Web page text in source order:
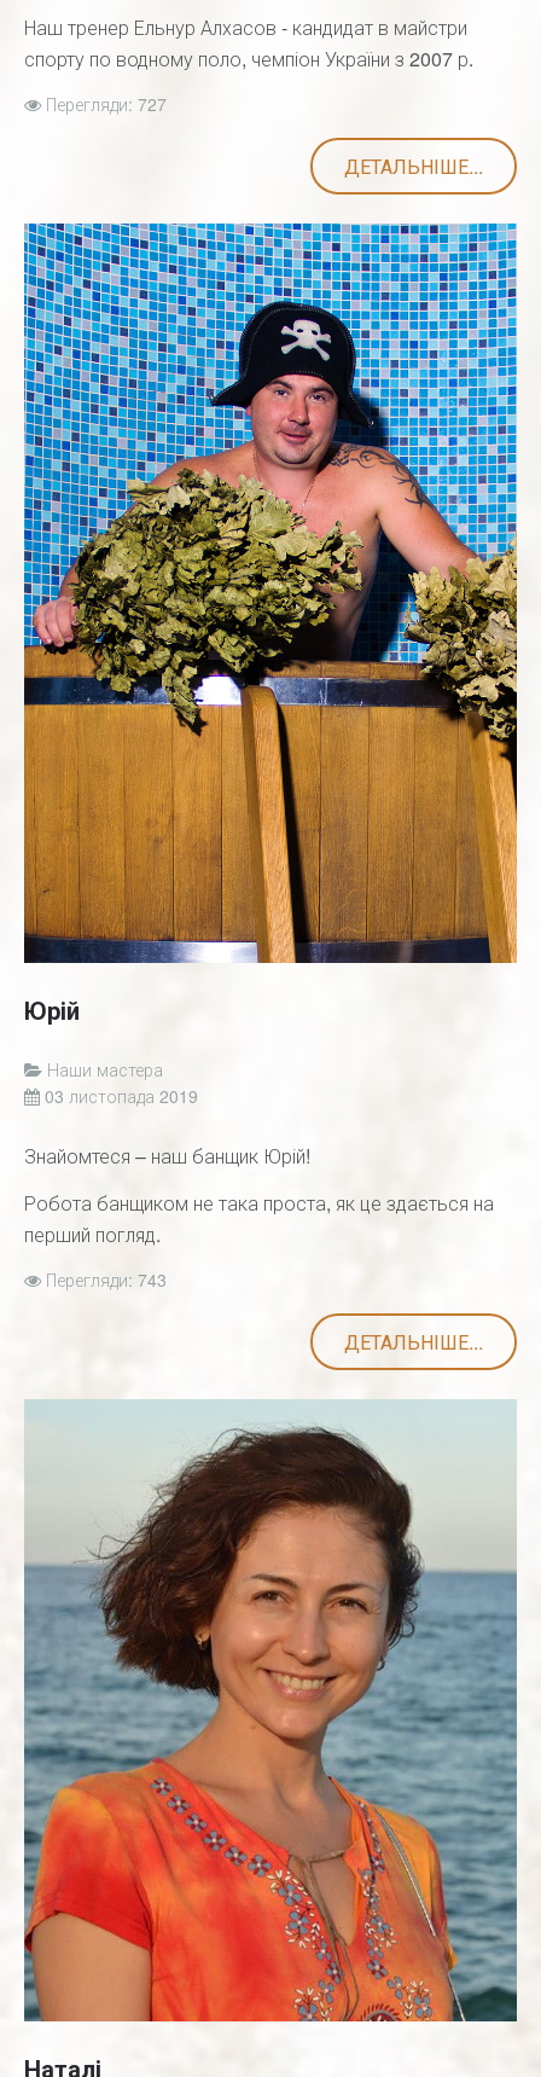
Наш тренер Ельнур Алхасов - кандидат в майстри
спорту по водному поло, чемпіон України з 2007 р.
Перегляди: 727
ДЕТАЛЬНІШЕ...
Юрій
Наши мастера
03 листопада 2019
Знайомтеся – наш банщик Юрій!
Робота банщиком не така проста, як це здається на
перший погляд.
Перегляди: 743
ДЕТАЛЬНІШЕ...
Наталі